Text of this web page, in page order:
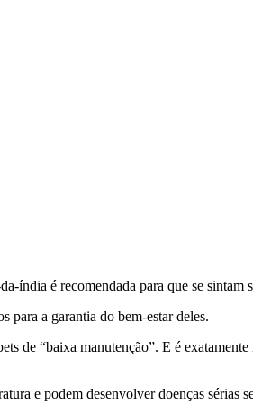
índia é recomendada para que se sintam
para a garantia do bem-estar deles.
de “baixa manutenção”. E é
e podem desenvolver doenças sérias